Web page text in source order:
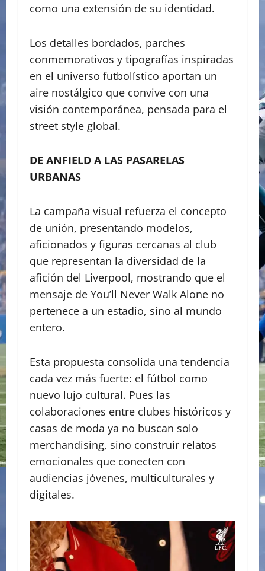
como una extensión de su identidad.
Los detalles bordados, parches
conmemorativos y tipografías inspiradas
en el universo futbolístico aportan un
aire nostálgico que convive con una
visión contemporánea, pensada para el
street style global.
DE ANFIELD A LAS PASARELAS
URBANAS
La campaña visual refuerza el concepto
de unión, presentando modelos,
aficionados y figuras cercanas al club
que representan la diversidad de la
afición del Liverpool, mostrando que el
mensaje de You’ll Never Walk Alone no
pertenece a un estadio, sino al mundo
entero.
Esta propuesta consolida una tendencia
cada vez más fuerte: el fútbol como
nuevo lujo cultural. Pues las
colaboraciones entre clubes históricos y
casas de moda ya no buscan solo
merchandising, sino construir relatos
emocionales que conecten con
audiencias jóvenes, multiculturales y
digitales.